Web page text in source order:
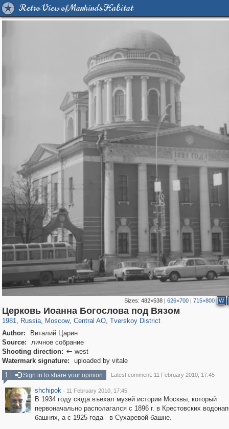
Retro View of Mankind's Habitat
Sizes:482×538 |626×700 |715×800 W
Церковь Иоанна Богослова под Вязом
1981, Russia
1,406,145 29,243
, Moscow
319,779 8,286
, Central AO
159,978 5,916
, Tverskoy District
53,034 2,283
Author:
Виталий Царин
Source:
личное собрание
Shooting direction:  west
Watermark signature:
uploaded by vitale
1
Sign in to share your opinion Latest comment: 11 February 2010, 17:45
shchipok · 11 February 2010, 17:45
В 1934 году сюда въехал музей истории Москвы, который
первоначально располагался с 1896 г. в Крестовских
башнях, а с 1925 года - в Сухаревой башне.